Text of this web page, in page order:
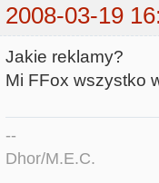
2008-03-19
Jakie reklamy?
Mi FFox wszystko
--
Dhor/M.E.C.